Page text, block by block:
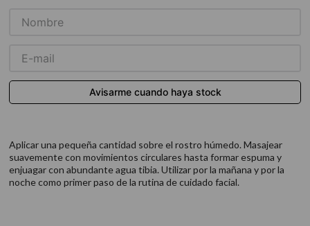
Aplicar una pequeña cantidad sobre el rostro húmedo. Masajear
suavemente con movimientos circulares hasta formar espuma y
enjuagar con abundante agua tibia. Utilizar por la mañana y por la
noche como primer paso de la rutina de cuidado facial.